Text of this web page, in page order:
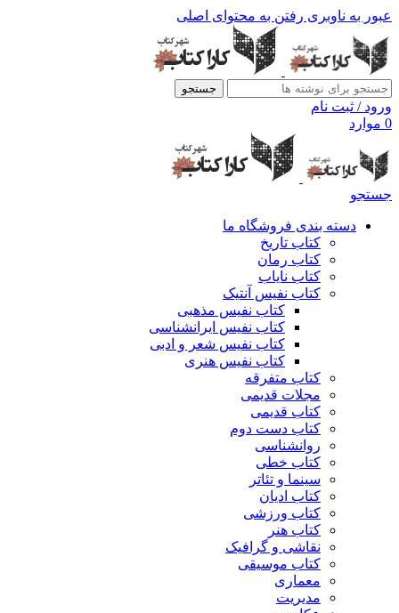
عبور به ناوبری رفتن به محتوای اصلی
جستجو
ورود / ثبت نام
0 موارد
جستجو
دسته بندی فروشگاه ما
کتاب تاریخ
کتاب رمان
کتاب نایاب
کتاب نفیس آنتیک
کتاب نفیس مذهبی
کتاب نفیس ایرانشناسی
کتاب نفیس شعر و ادبی
کتاب نفیس هنری
کتاب متفرقه
مجلات قدیمی
کتاب قدیمی
کتاب دست دوم
روانشناسی
کتاب خطی
سینما و تئاتر
کتاب ادیان
کتاب ورزشی
کتاب هنر
نقاشی و گرافیک
کتاب موسیقی
معماری
مدیریت